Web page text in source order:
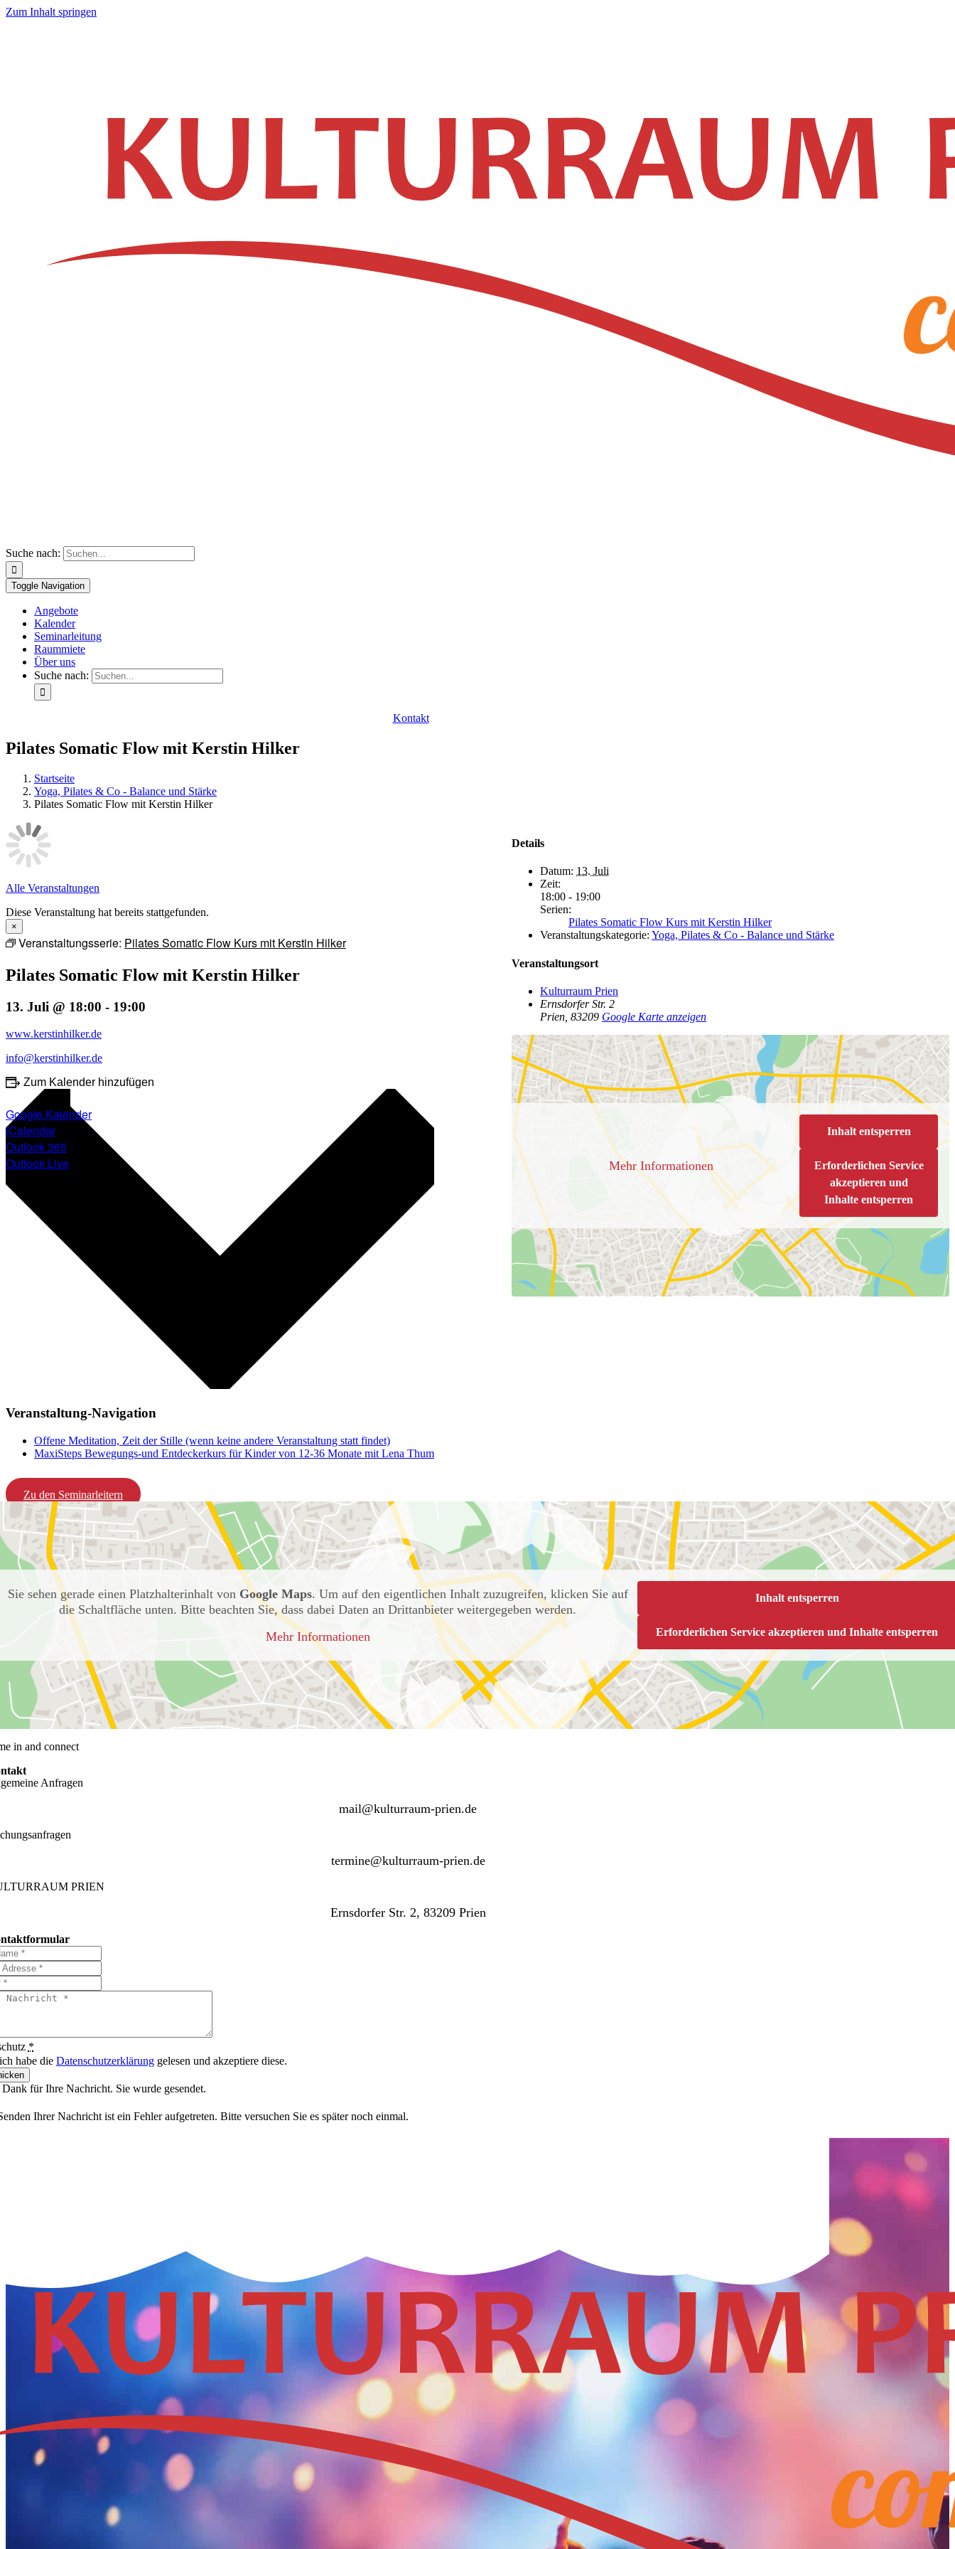
Zum Inhalt springen
Suche nach:
Toggle Navigation
Angebote
Kalender
Seminarleitung
Raummiete
Über uns
Suche nach:
Kontakt
Pilates Somatic Flow mit Kerstin Hilker
Startseite
Yoga, Pilates & Co - Balance und Stärke
Pilates Somatic Flow mit Kerstin Hilker
Alle Veranstaltungen
Diese Veranstaltung hat bereits stattgefunden.
×
Veranstaltungsserie: Pilates Somatic Flow Kurs mit Kerstin Hilker
Pilates Somatic Flow mit Kerstin Hilker
13. Juli @ 18:00 - 19:00
www.kerstinhilker.de
info@kerstinhilker.de
Zum Kalender hinzufügen
Google Kalender
iCalendar
Outlook 365
Outlook Live
Veranstaltung-Navigation
Offene Meditation, Zeit der Stille (wenn keine andere Veranstaltung statt findet)
MaxiSteps Bewegungs-und Entdeckerkurs für Kinder von 12-36 Monate mit Lena Thum
Zu den Seminarleitern
Details
Datum: 13. Juli
Zeit:
18:00 - 19:00
Serien:
Pilates Somatic Flow Kurs mit Kerstin Hilker
Veranstaltungskategorie: Yoga, Pilates & Co - Balance und Stärke
Veranstaltungsort
Kulturraum Prien
Ernsdorfer Str. 2
Prien 83209 Google Karte anzeigen
Mehr Informationen
Inhalt entsperren
Erforderlichen Service
akzeptieren und
Inhalte entsperren
Sie sehen gerade einen Platzhalterinhalt von Google Maps. Um auf den eigentlichen Inhalt zuzugreifen, klicken Sie auf
die Schaltfläche unten. Bitte beachten Sie, dass dabei Daten an Drittanbieter weitergegeben werden.
Mehr Informationen
Inhalt entsperren
Erforderlichen Service akzeptieren und Inhalte entsperren
in and connect
Anfragen
mail@kulturraum-prien.de
termine@kulturraum-prien.de
PRIEN
Ernsdorfer Str. 2, 83209 Prien
*
habe die Datenschutzerklärunggelesen und akzeptiere diese.
für Ihre Nachricht. Sie wurde gesendet.
Ihrer Nachricht ist ein Fehler aufgetreten. Bitte versuchen Sie es später noch einmal.